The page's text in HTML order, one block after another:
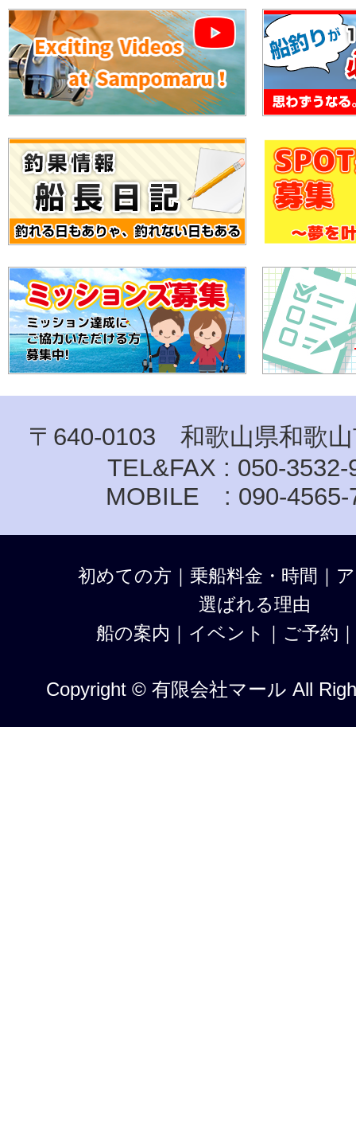
〒640-0103 和歌山県和歌山
TEL&FAX : 050-3532-
MOBILE : 090-4565-
初めての方 ｜ 乗船料金・時間 ｜
選ばれる理由
船の案内 ｜ イベント ｜ ご予約 ｜
Copyright © 有限会社マール All